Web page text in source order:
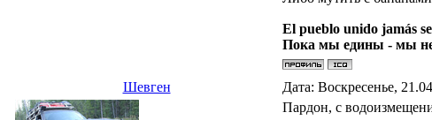
El pueblo unido jamás
Пока мы едины - мы
Шевген Дата: Воскресенье,
Пардон, с